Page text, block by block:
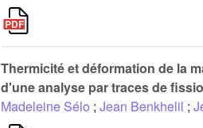
Thermicité et déformation de la
d'une analyse par traces de
Madeleine Sélo ; Jean Benkhelil ;